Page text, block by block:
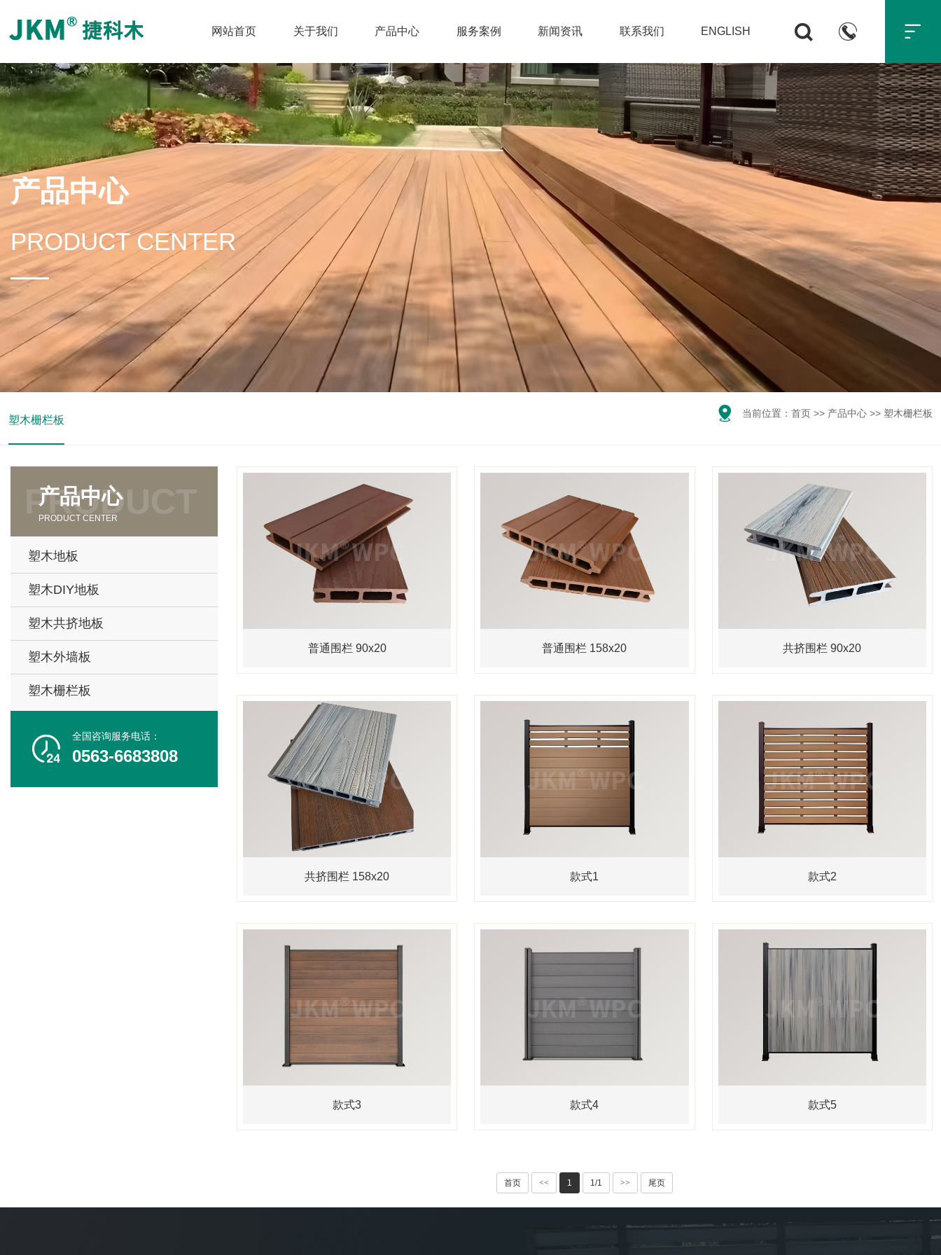
网站首页 关于我们 产品中心 服务案例 新闻资讯 联系我们 ENGLISH   
产品中心
PRODUCT CENTER
塑木栅栏板  当前位置： 首页 >> 产品中心 >> 塑木栅栏板
产品中心
PRODUCT CENTER
塑木地板
塑木DIY地板
塑木共挤地板
塑木外墙板
塑木栅栏板
 全国咨询服务电话：
0563-6683808
普通围栏 90x20 普通围栏 158x20 共挤围栏 90x20
共挤围栏 158x20 款式1 款式2
款式3 款式4 款式5
首页 << 1 1/1 >> 尾页